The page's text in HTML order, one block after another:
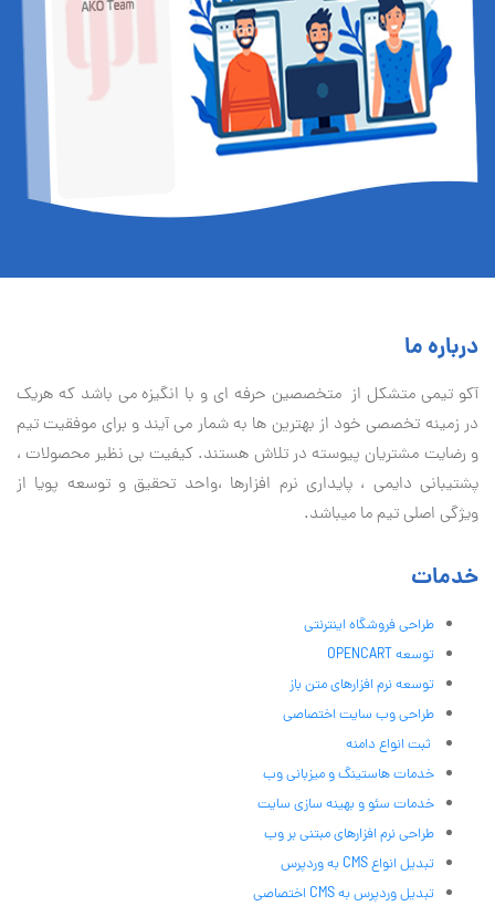
درباره ما
آكو تيمی متشکل از متخصصین حرفه ای و با انگیزه می باشد که هریک
در زمینه تخصصی خود از بهترین ها به شمار می آیند و برای موفقیت تيم
و رضایت مشتریان پیوسته در تلاش هستند. کیفیت بی نظير محصولات ،
پشتیبانی دايمی ، پایداری نرم افزارها ،واحد تحقیق و توسعه پویا از
ویژگی اصلی تیم ما میباشد.
خدمات
طراحی فروشگاه اینترنتی
توسعه OPENCART
توسعه نرم افزارهای متن باز
طراحی وب سایت اختصاصی
ثبت انواع دامنه
خدمات هاستینگ و میزبانی وب
خدمات سئو و بهینه سازی سایت
طراحی نرم افزارهای مبتنی بر وب
تبدیل انواع CMS به وردپرس
تبدیل وردپرس به CMS اختصاصی